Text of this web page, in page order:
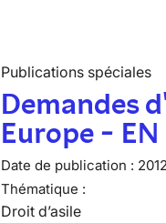
Publications spéciales
Demandes
Europe - EN
Date de publication : 2012
Thématique :
Droit d’asile